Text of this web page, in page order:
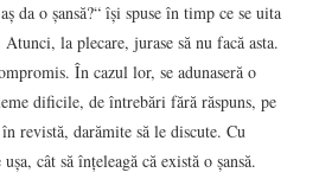
da o şansă?“ îşi spuse în timp ce se uita
la plecare, jurase să nu facă asta.
În cazul lor, se adunaseră o
dificile, de întrebări fără răspuns, pe
revistă, darămite să le discute. Cu
cât să înţeleagă că există o şansă.